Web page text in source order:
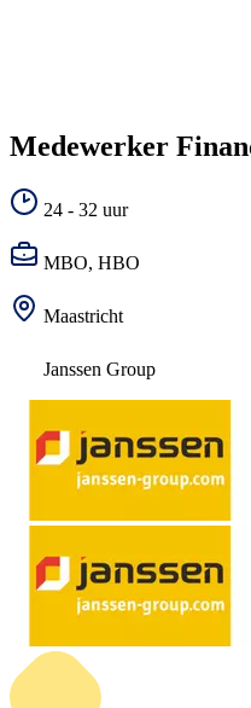
Medewerker
24 - 32 uur
MBO, HBO
Maastricht
Janssen Group